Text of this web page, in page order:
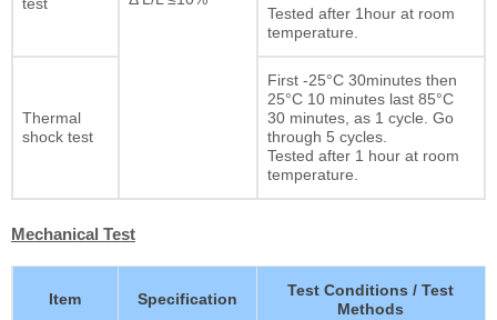
test
Tested after 1hour at room
temperature.
Thermal
shock test
First -25°C 30minutes then
25°C 10 minutes last 85°C
30 minutes, as 1 cycle. Go
through 5 cycles.
Tested after 1 hour at room
temperature.
Mechanical Test
Item Specification
Test Conditions / Test
Methods